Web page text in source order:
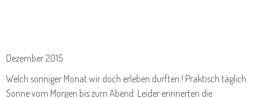
Dezember 2015
Welch sonniger Monat wir doch erleben durften ! Praktisch täglich
Sonne vom Morgen bis zum Abend. Leider erinnerten die